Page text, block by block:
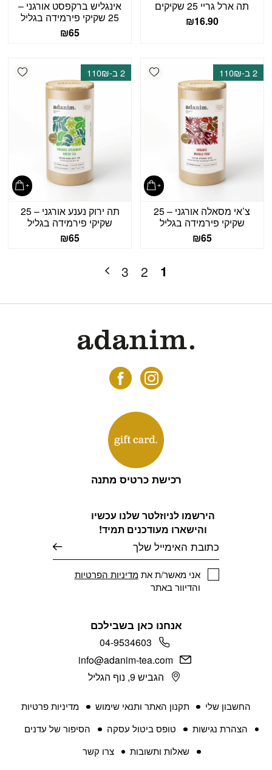
תה ארל גריי 25 שקיקים
₪16.90
אינגליש ברקפסט אורגני –
25 שקיקי פירמידה בגליל
₪65
Add wishlist 2 ב-110₪
צ’אי מסאלה אורגני – 25
שקיקי פירמידה בגליל
₪65
2 ב-110₪
תה ירוק נענע אורגני – 25
שקיקי פירמידה בגליל
₪65
1
2
3
הירשמו לניוזלטר שלנו עכשיו
והישארו מעודכנים תמיד!
אני מאשר/ת אתמדיניות הפרטיות
והדיוור באתר
החשבון שלי תקנון האתר ותנאי שימוש
מדיניות פרטיות
הצהרת נגישות
טופס ביטול עסקה
הסיפור של עדנים
שאלות ותשובות
צרו קשר
אנחנו כאן בשבילכם
04-9534603
info@adanim-tea.com
הגביש 9, נוף הגליל
רכישת כרטיס מתנה